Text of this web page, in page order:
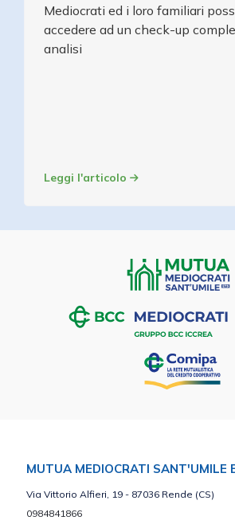
Mediocrati ed i loro familiari
accedere ad un check-up
analisi
Leggi l'articolo
MUTUA MEDIOCRATI SANT'UMILE
Via Vittorio Alfieri, 19 - 87036 Rende (CS)
0984841866